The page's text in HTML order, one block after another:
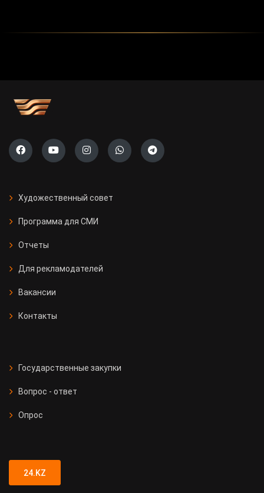
Художественный совет
Программа для СМИ
Отчеты
Для рекламодателей
Вакансии
Контакты
Государственные закупки
Вопрос - ответ
Опрос
24.KZ